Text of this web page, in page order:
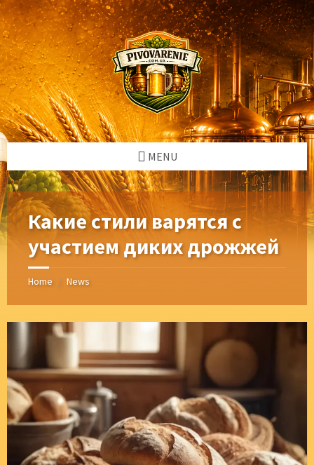
Skip
to
content
Skip
to
left
sidebar
Skip
to
right
sidebar
Skip
to
footer
MENU
Какие стили варятся с
участием диких дрожжей
Home / News